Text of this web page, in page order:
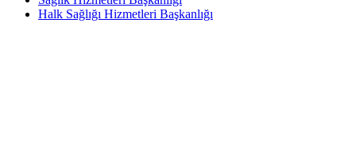
Halk Sağlığı Hizmetleri Başkanlığı